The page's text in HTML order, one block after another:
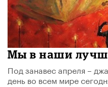
Мы в наши
Под занавес апреля –
день во всем мире